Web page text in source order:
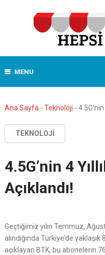
MENU
Ana Sayfa - Teknoloji -
TEKNOLOJI
4.5G’nin 4
Açıklandı!
Geçtiğimiz yılın Temmuz,
alındığında Türkiye’de
açıklayan BTK, bu abonelerin